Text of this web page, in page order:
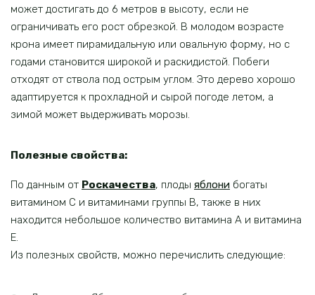
может достигать до 6 метров в высоту, если не
ограничивать его рост обрезкой. В молодом возрасте
крона имеет пирамидальную или овальную форму, но с
годами становится широкой и раскидистой. Побеги
отходят от ствола под острым углом. Это дерево хорошо
адаптируется к прохладной и сырой погоде летом, а
зимой может выдерживать морозы.
Полезные свойства:
По данным от Роскачества, плоды яблони богаты
витамином С и витаминами группы В, также в них
находится небольшое количество витамина А и витамина
Е.
Из полезных свойств, можно перечислить следующие: